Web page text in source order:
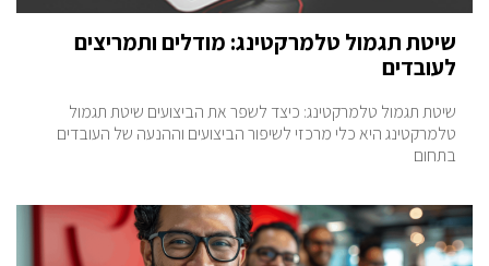
שיטת תגמול טלמרקטינג: מודלים ותמריצים
לעובדים
שיטת תגמול טלמרקטינג: כיצד לשפר את הביצועים שיטת תגמול
טלמרקטינג היא כלי מרכזי לשיפור הביצועים וההנעה של העובדים
בתחום